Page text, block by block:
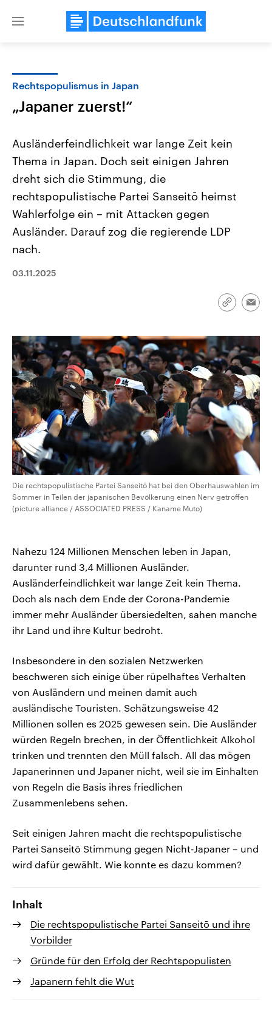
Close
Landtagswahl Sachsen-Anhalt
Alle Informationen
Sachsen-Anhalt wählt am 6.
September 2026 einen neuen
Bundesland von einer Koalition aus
CDU, SPD und FDP regiert.-
USA
Aktuelle Beiträge,
Hintergründe
Wirtschaftlich und
Audio-Archiv
Rechtspopulismus in Japan
„Japaner zuerst!“
Ausländerfeindlichkeit war lange Zeit kein
Thema in Japan. Doch seit einigen Jahren
dreht sich die Stimmung, die
rechtspopulistische Partei Sanseitō heimst
Wahlerfolge ein – mit Attacken gegen
Ausländer. Darauf zog die regierende LDP
nach.
03.11.2025
Link
Die rechtspopulistische Partei Sanseitō hat bei den Oberhauswahlen im
Sommer in Teilen der japanischen Bevölkerung einen Nerv getroffen
(picture alliance / ASSOCIATED PRESS / Kaname Muto)
Nahezu 124 Millionen Menschen leben in Japan,
darunter rund 3,4 Millionen Ausländer.
Ausländerfeindlichkeit war lange Zeit kein Thema.
Doch als nach dem Ende der Corona-Pandemie
immer mehr Ausländer übersiedelten, sahen manche
ihr Land und ihre Kultur bedroht.
Insbesondere in den sozialen Netzwerken
beschweren sich einige über rüpelhaftes Verhalten
von Ausländern und meinen damit auch
ausländische Touristen. Schätzungsweise 42
Millionen sollen es 2025 gewesen sein. Die Ausländer
würden Regeln brechen, in der Öffentlichkeit Alkohol
trinken und trennten den Müll falsch. All das mögen
Japanerinnen und Japaner nicht, weil sie im Einhalten
von Regeln die Basis ihres friedlichen
Zusammenlebens sehen.
Seit einigen Jahren macht die rechtspopulistische
Partei Sanseitō Stimmung gegen Nicht-Japaner – und
wird dafür gewählt. Wie konnte es dazu kommen?
Inhalt
Die rechtspopulistische Partei Sanseitō und ihre
Vorbilder
Gründe für den Erfolg der Rechtspopulisten
Japanern fehlt die Wut